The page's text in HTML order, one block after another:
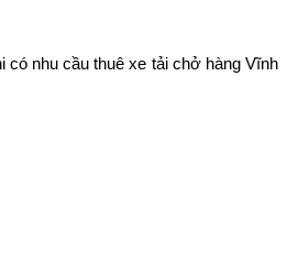
có nhu cầu thuê xe tải chở hàng Vĩnh